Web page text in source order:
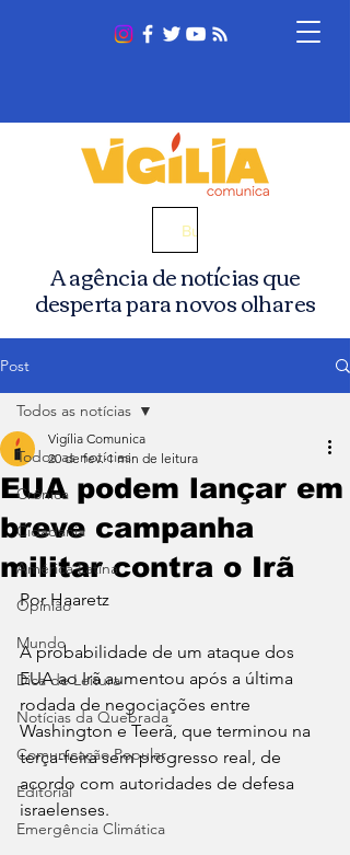
A agência de notícias que
desperta para novos olhares
Busca
Post
Todos as notícias
Crônica
Cidadania
América Latina
Opinião
Mundo
Dica de Leitura
Notícias da Quebrada
Comunicação Popular
Editorial
Emergência Climática
Todos as notícias
EUA podem lançar em
breve campanha
militar contra o Irã
Vigília Comunica
20 de fev. 1 min de leitura
Por Haaretz
A probabilidade de um ataque dos
EUA ao Irã aumentou após a última
rodada de negociações entre
Washington e Teerã, que terminou na
terça-feira sem progresso real, de
acordo com autoridades de defesa
israelenses.